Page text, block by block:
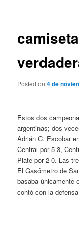
Posted on4 de
Estos dos
argentinas; dos
Adrián C. Escobar
Central por 5-3,
Plate por 2-0. Las
El Gasómetro de
basaba únicamente
contó con la